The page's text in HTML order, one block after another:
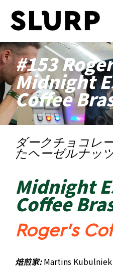
#153
Midnight
Coffee
ダークチョコレ
たヘーゼルナッ
Midnight
Coffee
Roger’s
焙煎家:Martins Kubulniek